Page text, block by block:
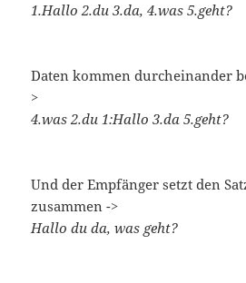
1.Hallo 2.du 3.da, 4.was 5.geht?
Daten kommen durcheinander
>
4.was 2.du 1:Hallo 3.da 5.geht?
Und der Empfänger setzt den
zusammen ->
Hallo du da, was geht?